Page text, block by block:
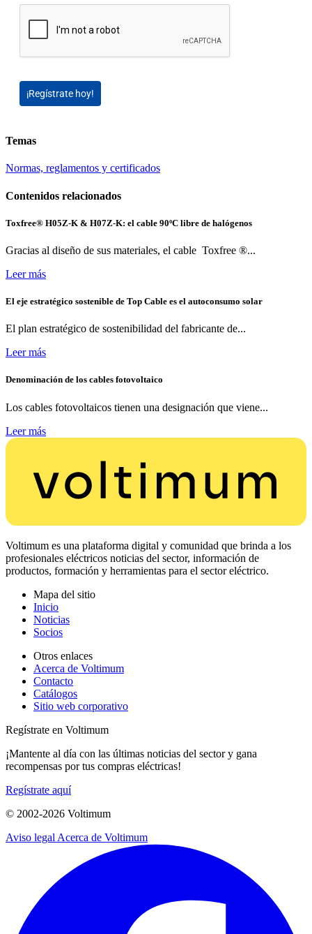
¡Regístrate hoy!
Temas
Normas, reglamentos y certificados
Contenidos relacionados
Toxfree® H05Z-K & H07Z-K: el cable 90ºC libre de halógenos
Gracias al diseño de sus materiales, el cable Toxfree ®...
Leer más
El eje estratégico sostenible de Top Cable es el autoconsumo solar
El plan estratégico de sostenibilidad del fabricante de...
Leer más
Denominación de los cables fotovoltaico
Los cables fotovoltaicos tienen una designación que viene...
Leer más
Voltimum es una plataforma digital y comunidad que brinda a los
profesionales eléctricos noticias del sector, información de
productos, formación y herramientas para el sector eléctrico.
Mapa del sitio
Inicio
Noticias
Socios
Otros enlaces
Acerca de Voltimum
Contacto
Catálogos
Sitio web corporativo
Regístrate en Voltimum
¡Mantente al día con las últimas noticias del sector y gana
recompensas por tus compras eléctricas!
Regístrate aquí
© 2002-2026 Voltimum
Aviso legal Acerca de Voltimum